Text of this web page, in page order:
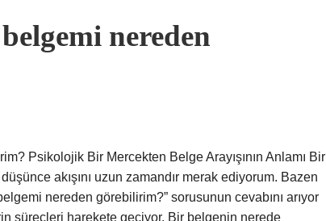
nereden
Psikolojik Bir Mercekten Belge Arayışının Anlamı Bir
akışını uzun zamandır merak ediyorum. Bazen
nereden görebilirim?” sorusunun cevabını arıyor
süreçleri harekete geçiyor. Bir belgenin nerede